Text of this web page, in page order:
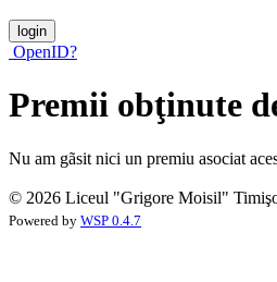
OpenID?
Premii obţinute
Nu am gãsit nici un premiu asociat
© 2026 Liceul "Grigore Moisil"
Powered by WSP 0.4.7